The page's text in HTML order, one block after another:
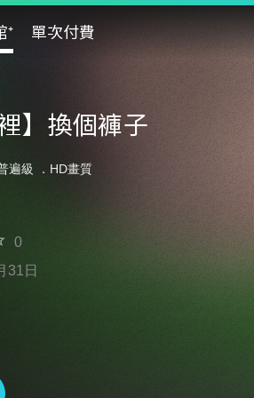
⁺ 單次付費
】換個褲子
遍級 ．HD畫質
0
31日